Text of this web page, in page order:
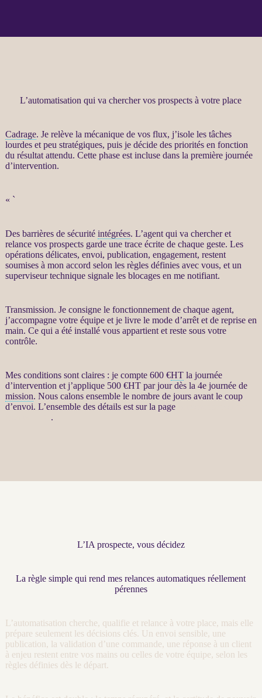
L’automatisation qui va chercher vos prospects à votre place
Cadrage. Je relève la mécanique de vos flux, j’isole les tâches
lourdes et peu stratégiques, puis je décide des priorités en fonction
du résultat attendu. Cette phase est incluse dans la première journée
d’intervention.
« `
Des barrières de sécurité intégrées. L’agentqui va chercher et
relancevos prospectsgarde une trace écrite de chaque geste. Les
opérations délicates, envoi, publication, engagement, restent
soumises à mon accord selon les règles définies avec vous, et un
superviseur technique signale les blocages en me notifiant.
Transmission. Je consigne le fonctionnement de chaque agent,
j’accompagne votre équipe et je livre le mode d’arrêt et de reprise en
main. Ce qui a été installé vous appartient et reste sous votre
contrôle.
Mes conditions sont claires : je compte 600 €HTla journée
d’intervention et j’applique 500 €HTpar jour dès la 4e journée de
mission. Nous calons ensemble le nombre de jours avant le coup
d’envoi. L’ensemble des détails est sur la page
.
L’IA prospecte, vous décidez
La règle simple qui rend mes relances automatiques réellement
pérennes
L’automatisation cherche, qualifie et relance à votre place, mais elle
prépare seulement les décisions clés. Un envoi sensible, une
publication, la validation d’une commande, une réponse à un client
à enjeu restent entre vos mains ou celles de votre équipe, selon les
règles définies dès le départ.